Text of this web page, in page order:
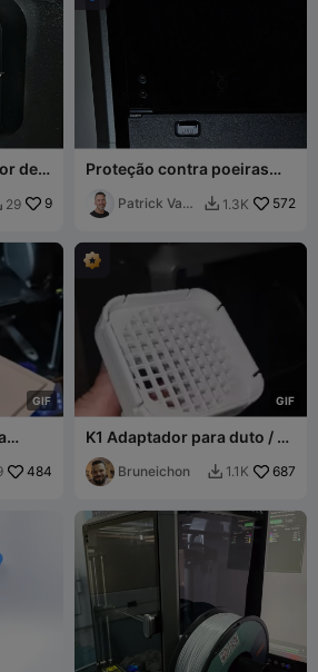
de
29 9
Proteção contra poeiras
Patrick Van
 1.3K 572
GIF
484
GIF
K1 Adaptador para duto / K1
Duct Adapter (K1/K1C)
Bruneichon  1.1K 687